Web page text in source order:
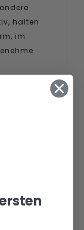
halten
im